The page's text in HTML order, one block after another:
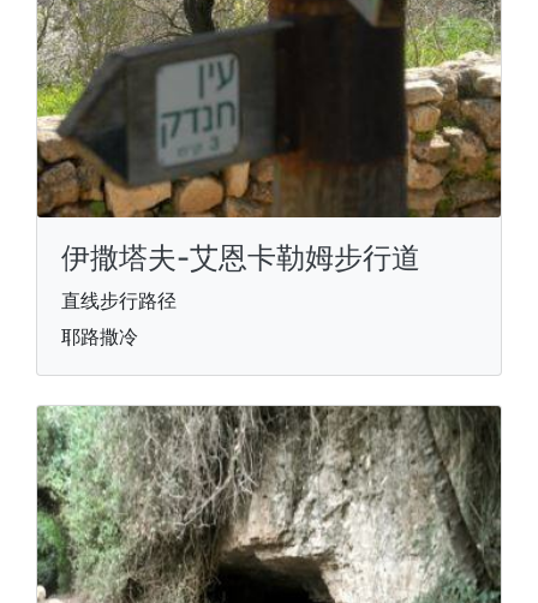
伊撒塔夫-艾恩卡勒姆步行道
直线步行路径
耶路撒冷